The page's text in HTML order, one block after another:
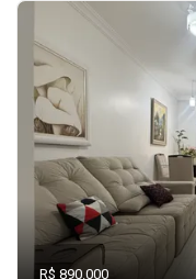
R$ 890.000